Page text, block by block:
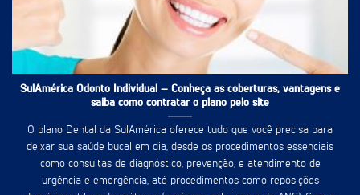
SulAmérica Odonto Individual – Conheça as coberturas, vantagens e
saiba como contratar o plano pelo site
O plano Dental da SulAmérica oferece tudo que você precisa para
deixar sua saúde bucal em dia, desde os procedimentos essenciais
como consultas de diagnóstico, prevenção, e atendimento de
urgência e emergência, até procedimentos como reposições